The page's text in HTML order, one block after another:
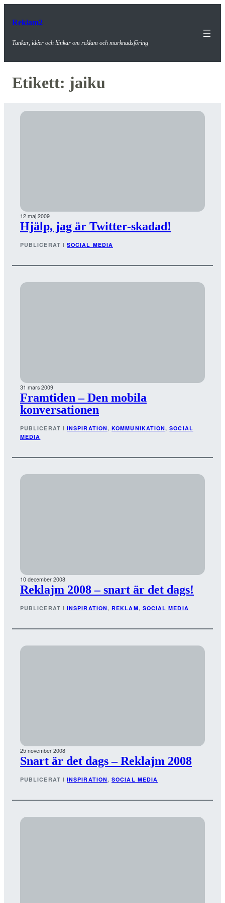
Reklam2
Tankar, idéer och länkar om reklam och marknadsföring
Etikett: jaiku
12 maj 2009
Hjälp, jag är Twitter-skadad!
PUBLICERAT ISOCIAL MEDIA
31 mars 2009
Framtiden – Den mobila
konversationen
PUBLICERAT IINSPIRATION, KOMMUNIKATION, SOCIAL
MEDIA
10 december 2008
Reklajm 2008 – snart är det dags!
PUBLICERAT IINSPIRATION, REKLAM, SOCIAL MEDIA
25 november 2008
Snart är det dags – Reklajm 2008
PUBLICERAT IINSPIRATION, SOCIAL MEDIA